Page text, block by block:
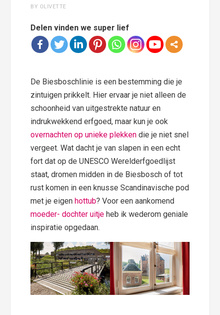
BY OLIVETTE
Delen vinden we super lief
De Biesboschlinie is een bestemming die je
zintuigen prikkelt. Hier ervaar je niet alleen de
schoonheid van uitgestrekte natuur en
indrukwekkend erfgoed, maar kun je ook
overnachten op unieke plekken die je niet snel
vergeet. Wat dacht je van slapen in een echt
fort dat op de UNESCO Werelderfgoedlijst
staat, dromen midden in de Biesbosch of tot
rust komen in een knusse Scandinavische pod
met je eigenhottub? Voor een aankomend
moeder- dochter uitje heb ik wederom geniale
inspiratie opgedaan.